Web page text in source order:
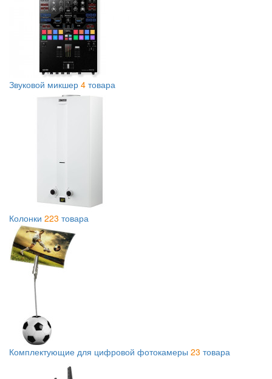
Звуковой микшер 4 товара
Колонки 223 товара
Комплектующие для цифровой фотокамеры 23 товара